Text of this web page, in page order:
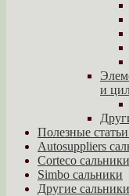
и
Полезные
Autosuppliers
Corteco сальники
Simbo сальники
Другие сальники